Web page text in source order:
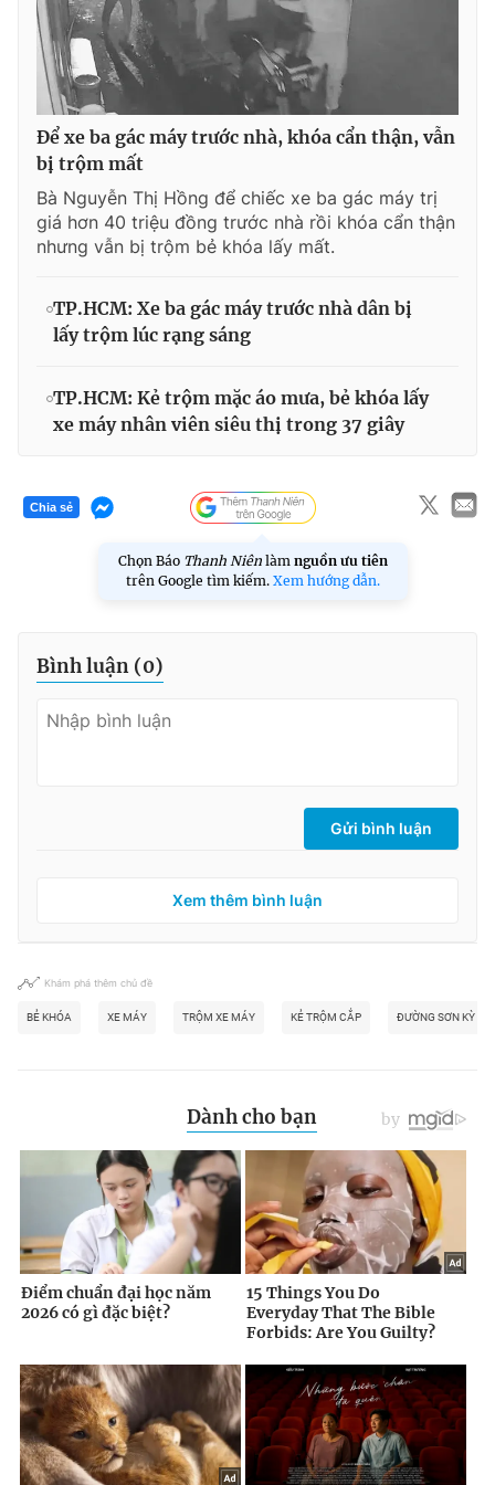
Để xe ba gác máy trước nhà, khóa cẩn thận, vẫn
bị trộm mất
Bà Nguyễn Thị Hồng để chiếc xe ba gác máy trị
giá hơn 40 triệu đồng trước nhà rồi khóa cẩn thận
nhưng vẫn bị trộm bẻ khóa lấy mất.
TP.HCM: Xe ba gác máy trước nhà dân bị
lấy trộm lúc rạng sáng
TP.HCM: Kẻ trộm mặc áo mưa, bẻ khóa lấy
xe máy nhân viên siêu thị trong 37 giây
Chia sẻ
Chọn Báo Thanh Niên làm nguồn ưu tiên
trên Google tìm kiếm. Xem hướng dẫn.
Bình luận (0)
Gửi bình luận
Xem thêm bình luận
Khám phá thêm chủ đề
BẺ KHÓA XE MÁY TRỘM XE MÁY KẺ TRỘM CẮP ĐƯỜNG SƠN KỲ